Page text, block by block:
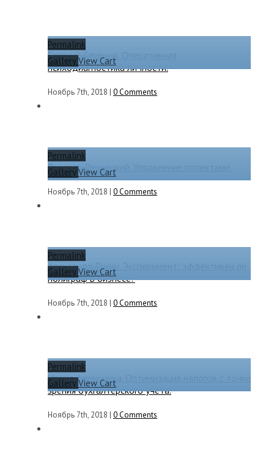
Permalink
GalleryView Cart
Евгений Спирица. Оперативная
психодиагностика личности.
Ноябрь 7th, 2018 | 0 Comments
Permalink
GalleryView Cart
Ярослав Рашевский. Управление проектами.
Ноябрь 7th, 2018 | 0 Comments
Permalink
GalleryView Cart
Александр Лукин. Эксперимент: эффективен ли
полиграф в бизнесе?
Ноябрь 7th, 2018 | 0 Comments
Permalink
GalleryView Cart
Ирина Асташкина. Оптимизация налогов с точки
зрения бухгалтерского учета.
Ноябрь 7th, 2018 | 0 Comments